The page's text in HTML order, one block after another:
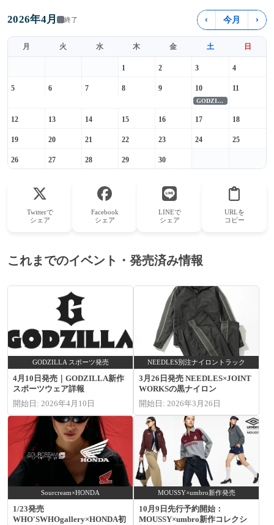
2026年4月 終了 ‹ 今月 ›
月 火 水 木 金 土 日
1 2 3 4
5 6 7 8 9 10 11
GODZILLA スポーツ発売
12 13 14 15 16 17 18
19 20 21 22 23 24 25
26 27 28 29 30
Twitterで
シェア
Facebook
シェア
LINEで
シェア
URLを
コピー
これまでのイベント・発売済み情報
GODZILLA スポーツ発売
4月10日発売｜GODZILLA新作
スポーツウェア詳報
開始日: 2026年4月10日
NEEDLES別注ナイロントラック
3月26日発売 NEEDLES×JOINT
WORKSの黒ナイロン
開始日: 2026年3月26日
Sourcream×HONDA
1/23発売
WHO'SWHOgallery×HONDA初
MOUSSY×umbro新作発売
10月9日先行予約開始：
MOUSSY×umbro新作コレクシ